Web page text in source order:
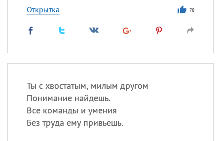
Открытка 78
Ты с хвостатым, милым другом
Понимание найдешь.
Все команды и умения
Без труда ему привьешь.